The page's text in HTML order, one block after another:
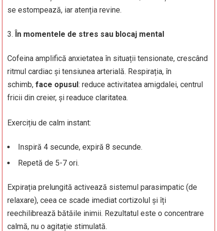
se estompează, iar atenția revine.
În momentele de stres sau blocaj mental
Cofeina amplifică anxietatea în situații tensionate, crescând
ritmul cardiac și tensiunea arterială. Respirația, în
schimb,face opusul: reduce activitatea amigdalei, centrul
fricii din creier, și readuce claritatea.
Exercițiu de calm instant:
Inspiră 4 secunde, expiră 8 secunde.
Repetă de 5-7 ori.
Expirația prelungită activează sistemul parasimpatic (de
relaxare), ceea ce scade imediat cortizolul și îți
reechilibrează bătăile inimii. Rezultatul este o concentrare
calmă, nu o agitație stimulată.